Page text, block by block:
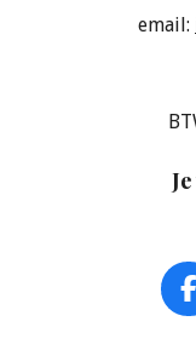
email:
F